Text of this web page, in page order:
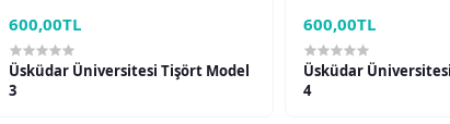
600,00TL
Üsküdar Üniversitesi Tişört Model
3
600,00TL
Üsküdar
4